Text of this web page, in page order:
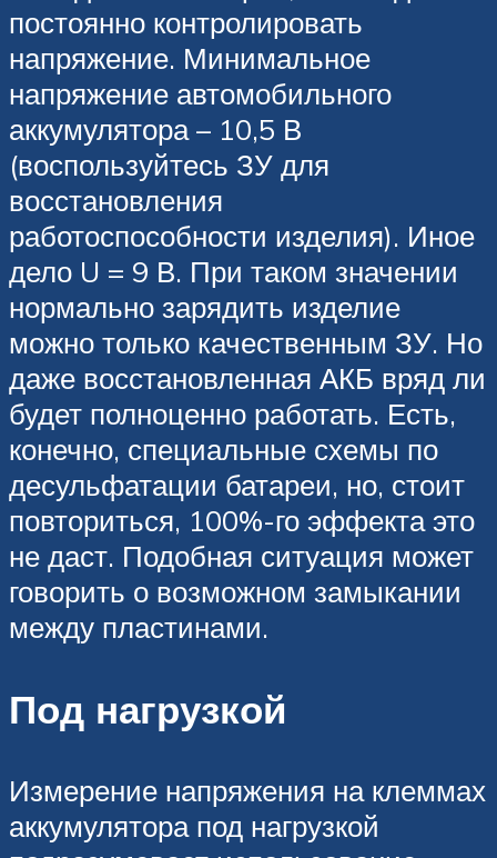
постоянно контролировать
напряжение. Минимальное
напряжение автомобильного
аккумулятора – 10,5 В
(воспользуйтесь ЗУ для
восстановления
работоспособности изделия). Иное
дело U = 9 В. При таком значении
нормально зарядить изделие
можно только качественным ЗУ. Но
даже восстановленная АКБ вряд ли
будет полноценно работать. Есть,
конечно, специальные схемы по
десульфатации батареи, но, стоит
повториться, 100%-го эффекта это
не даст. Подобная ситуация может
говорить о возможном замыкании
между пластинами.
Под нагрузкой
Измерение напряжения на клеммах
аккумулятора под нагрузкой